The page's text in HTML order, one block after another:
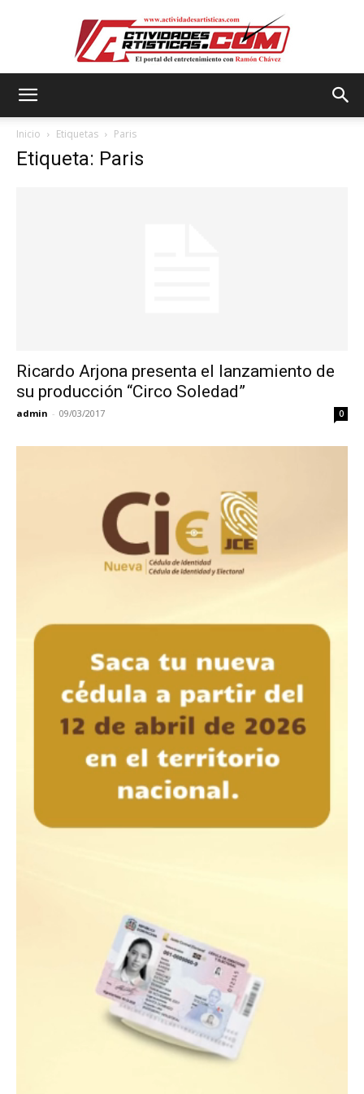
Inicio Etiquetas Paris
Etiqueta: Paris
Ricardo Arjona presenta el lanzamiento de
su producción “Circo Soledad”
admin - 09/03/2017 0